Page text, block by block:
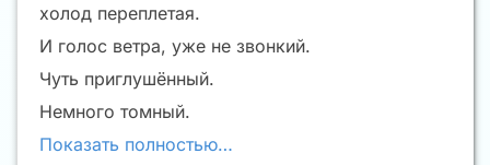
холод переплетая.
И голос ветра, уже не звонкий.
Чуть приглушённый.
Немного томный.
Показать полностью…